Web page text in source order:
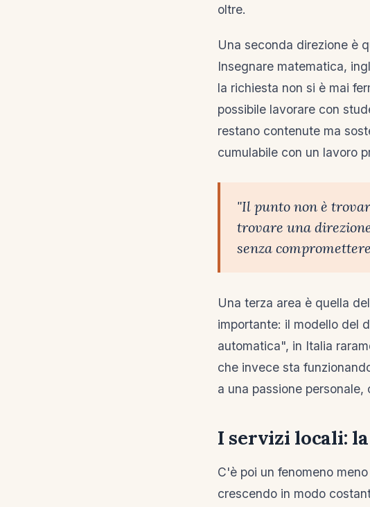
oltre.
Una seconda direzione è
Insegnare matematica,
la richiesta non si è mai
possibile lavorare con
restano contenute ma
cumulabile con un lavoro
"Il punto non è
trovare una
senza
Una terza area è quella
importante: il modello del
automatica", in Italia
che invece sta
a una passione
I servizi locali:
C'è poi un fenomeno
crescendo in modo